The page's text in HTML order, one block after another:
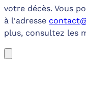
votre décès. Vous
à l'adresse
plus, consultez les